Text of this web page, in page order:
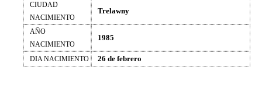
CIUDAD
NACIMIENTO
Trelawny
AÑO
NACIMIENTO
1985
DIA NACIMIENTO 26 de febrero